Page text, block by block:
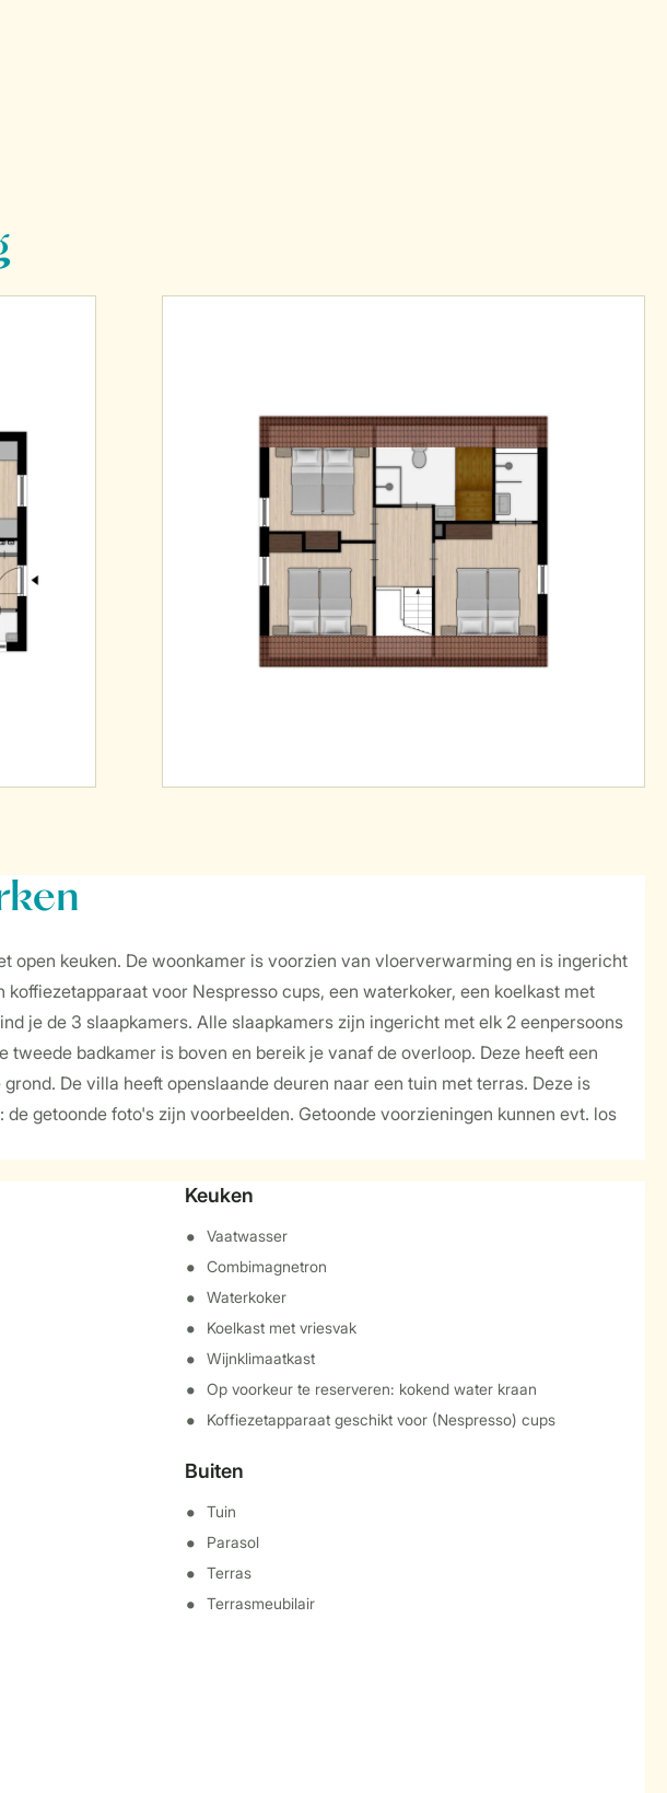
open keuken. De woonkamer is voorzien van vloerverwarming en is ingericht
voor Nespresso cups, een waterkoker, een koelkast met
je de 3 slaapkamers. Alle slaapkamers zijn ingericht met elk 2 eenpersoons
badkamer is boven en bereik je vanaf de overloop. Deze heeft een
De villa heeft openslaande deuren naar een tuin met terras. Deze is
getoonde foto's zijn voorbeelden. Getoonde voorzieningen kunnen evt. los
Keuken
Vaatwasser
Combimagnetron
Waterkoker
Koelkast met vriesvak
Wijnklimaatkast
Op voorkeur te reserveren: kokend water kraan
Koffiezetapparaat geschikt voor (Nespresso) cups
Buiten
Tuin
Parasol
Terras
Terrasmeubilair